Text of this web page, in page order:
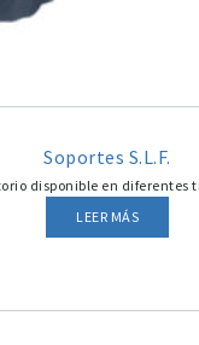
Soportes S.L.F.
disponible en diferentes
LEER MÁS